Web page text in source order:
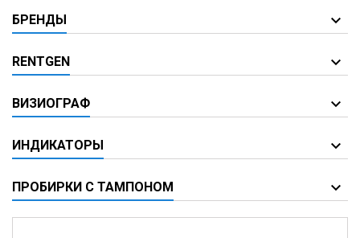
БРЕНДЫ
RENTGEN
ВИЗИОГРАФ
ИНДИКАТОРЫ
ПРОБИРКИ С ТАМПОНОМ